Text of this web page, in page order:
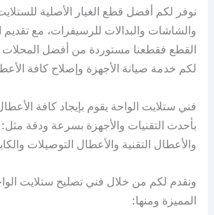
نوفر لكم أفضل قطع الغيار الأصلية
والشاشات والبدالات للرسيفرات، مع تقديم
القطع فقطعنا مستوردة من أفضل المحلات
لكم خدمة صيانة الأجهزة وإصلاح كافة
فني ستلايت الواحة يقوم بإيجاد كافة
بأحدث التقنيات والأجهزة بسرعة ودقة
والأعطال التقنية والأعطال التوصيلات
ونقدم لكم من خلال فني تصليح ستلايت
المميزة ومنها: